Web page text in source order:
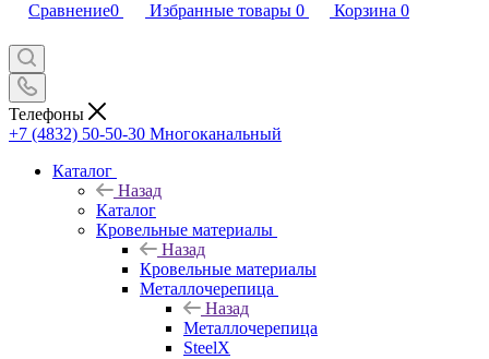
Сравнение0 Избранные товары 0 Корзина 0
Телефоны
+7 (4832) 50-50-30 Многоканальный
Каталог
Назад
Каталог
Кровельные материалы
Назад
Кровельные материалы
Металлочерепица
Назад
Металлочерепица
SteelX